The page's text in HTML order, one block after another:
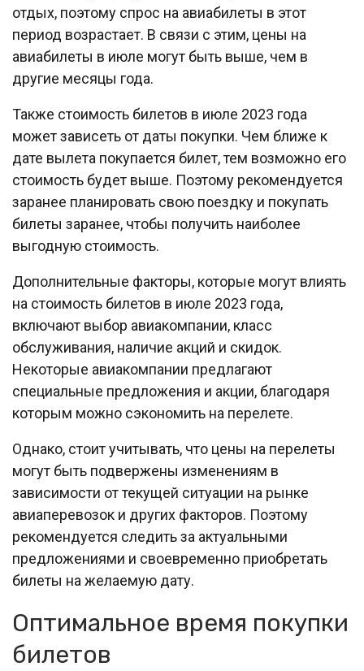
отдых, поэтому спрос на авиабилеты в этот
период возрастает. В связи с этим, цены на
авиабилеты в июле могут быть выше, чем в
другие месяцы года.
Также стоимость билетов в июле 2023 года
может зависеть от даты покупки. Чем ближе к
дате вылета покупается билет, тем возможно его
стоимость будет выше. Поэтому рекомендуется
заранее планировать свою поездку и покупать
билеты заранее, чтобы получить наиболее
выгодную стоимость.
Дополнительные факторы, которые могут влиять
на стоимость билетов в июле 2023 года,
включают выбор авиакомпании, класс
обслуживания, наличие акций и скидок.
Некоторые авиакомпании предлагают
специальные предложения и акции, благодаря
которым можно сэкономить на перелете.
Однако, стоит учитывать, что цены на перелеты
могут быть подвержены изменениям в
зависимости от текущей ситуации на рынке
авиаперевозок и других факторов. Поэтому
рекомендуется следить за актуальными
предложениями и своевременно приобретать
билеты на желаемую дату.
Оптимальное время покупки
билетов